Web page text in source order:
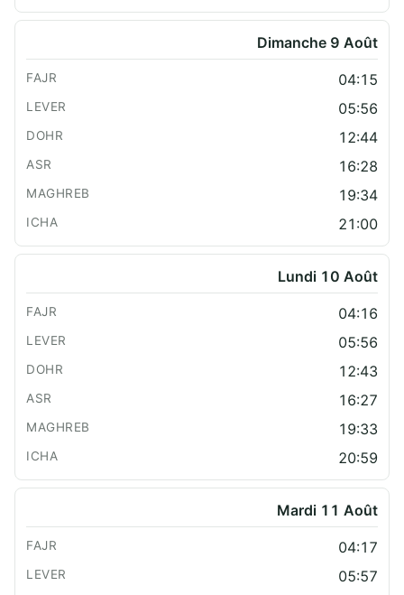
Dimanche 9 Août
04:15
05:56
12:44
16:28
19:34
21:00
Lundi 10 Août
04:16
05:56
12:43
16:27
19:33
20:59
Mardi 11 Août
04:17
05:57